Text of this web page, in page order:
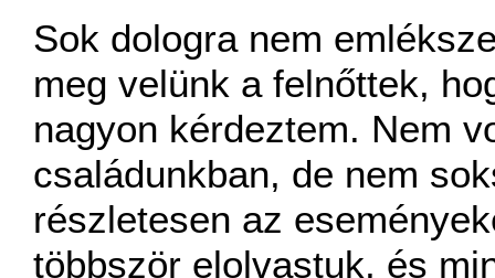
Sok dologra nem
meg velünk a felnőttek,
nagyon kérdeztem. Nem
családunkban, de nem
részletesen az
többször elolvastuk, és